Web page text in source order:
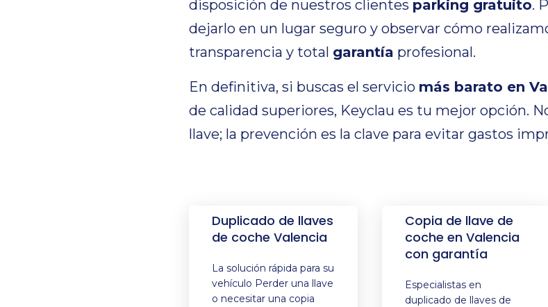
disposición de nuestros clientes parking gratuito.
dejarlo en un lugar seguro y observar cómo
transparencia y total garantía profesional.
En definitiva, si buscas el servicio más barato en
de calidad superiores, Keyclau es tu mejor opción.
llave; la prevención es la clave para evitar gastos
Duplicado de llaves
de coche Valencia
La solución rápida para su
vehículo Perder una llave
o necesitar una copia
Copia de llave de
coche en Valencia
con garantía
Especialistas en
duplicado de llaves de